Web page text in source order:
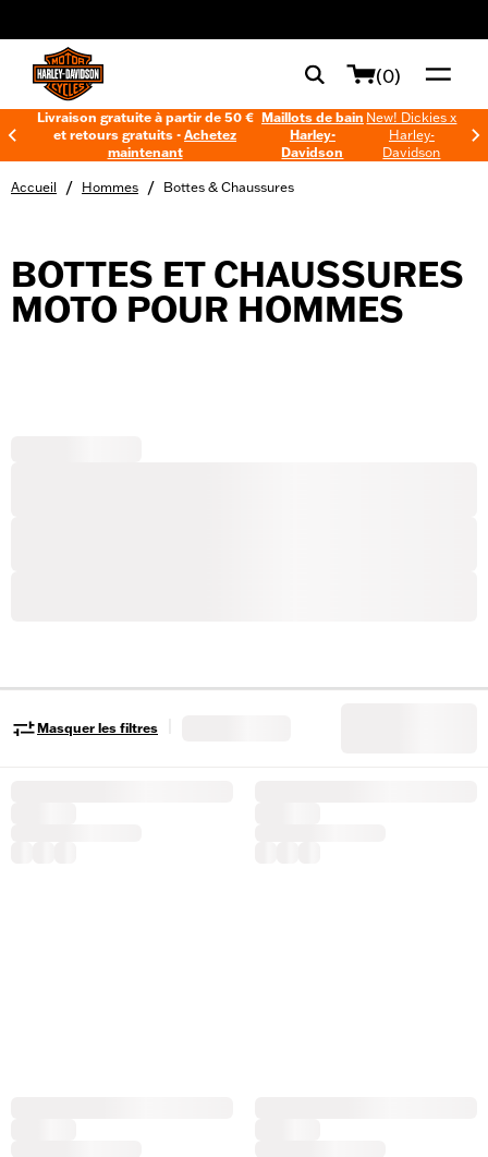
(0)
Livraison gratuite à partir de 50 €
et retours gratuits -Achetez
maintenant
Maillots de bain
Harley-
Davidson
New! Dickies x
Harley-
Davidson
Accueil / Hommes / Bottes & Chaussures
BOTTES ET CHAUSSURES
MOTO POUR HOMMES
Masquer les filtres